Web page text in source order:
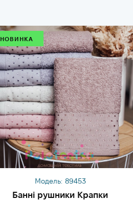
НОВИНКА
Модель: 89453
Банні рушники Крапки